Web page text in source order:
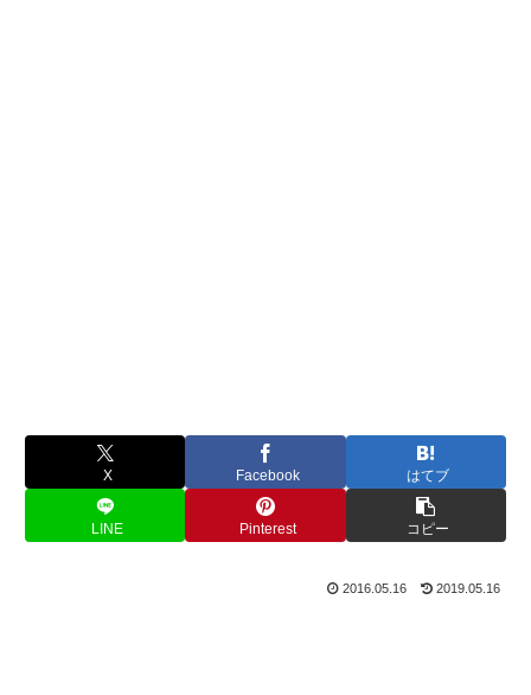
X Facebook はてブ
LINE Pinterest コピー
2016.05.16 2019.05.16